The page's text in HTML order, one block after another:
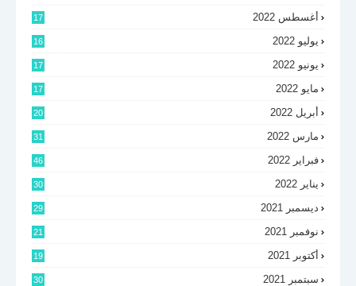
أغسطس 2022 17
يوليو 2022 16
يونيو 2022 17
مايو 2022 17
أبريل 2022 20
مارس 2022 31
فبراير 2022 46
يناير 2022 30
ديسمبر 2021 29
نوفمبر 2021 21
أكتوبر 2021 19
سبتمبر 2021 30